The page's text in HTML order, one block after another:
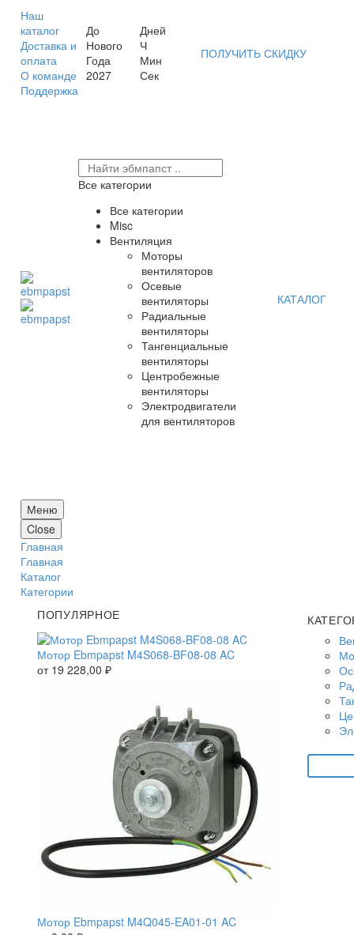
Наш
каталог
Доставка и
оплата
О команде
Поддержка
До
Нового
Года
2027
Дней
Ч
Мин
Сек
ПОЛУЧИТЬ СКИДКУ
Все категории
Все категории
Misc
Вентиляция
Моторы
вентиляторов
Осевые
вентиляторы
Радиальные
вентиляторы
Тангенциальные
вентиляторы
Центробежные
вентиляторы
Электродвигатели
для вентиляторов
КАТАЛОГ
Меню
Close
Главная
Главная
Каталог
Категории
ПОПУЛЯРНОЕ
Мотор Ebmpapst M4S068-BF08-08 AC
от 19 228,00 ₽
Мотор Ebmpapst M4Q045-EA01-01 AC